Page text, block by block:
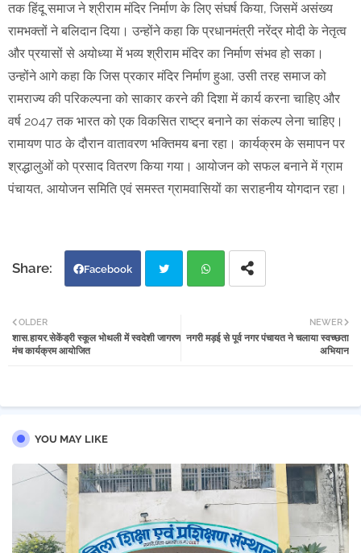
तक हिंदू समाज ने श्रीराम मंदिर निर्माण के लिए संघर्ष किया, जिसमें असंख्य
रामभक्तों ने बलिदान दिया। उन्होंने कहा कि प्रधानमंत्री नरेंद्र मोदी के नेतृत्व
और प्रयासों से अयोध्या में भव्य श्रीराम मंदिर का निर्माण संभव हो सका।
उन्होंने आगे कहा कि जिस प्रकार मंदिर निर्माण हुआ, उसी तरह समाज को
रामराज्य की परिकल्पना को साकार करने की दिशा में कार्य करना चाहिए और
वर्ष 2047 तक भारत को एक विकसित राष्ट्र बनाने का संकल्प लेना चाहिए।
रामायण पाठ के दौरान वातावरण भक्तिमय बना रहा। कार्यक्रम के समापन पर
श्रद्धालुओं को प्रसाद वितरण किया गया। आयोजन को सफल बनाने में ग्राम
पंचायत, आयोजन समिति एवं समस्त ग्रामवासियों का सराहनीय योगदान रहा।
Facebook
tter atsa
NEWER
नगरी मड़ई से पूर्व नगर पंचायत ने चलाया स्वच्छता
अभियान
OLDER
शास.हायर.सेकेंड्री स्कूल भोथली में स्वदेशी जागरण
मंच कार्यक्रम आयोजित
YOU MAY LIKE